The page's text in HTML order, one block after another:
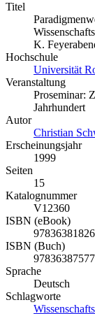
Titel
K.
Hochschule
Universität
Veranstaltung
Proseminar:
Jahrhundert
Autor
Christian
Erscheinungsjahr
1999
Seiten
15
Katalognummer
V12360
ISBN (eBook)
ISBN (Buch)
Sprache
Deutsch
Schlagworte